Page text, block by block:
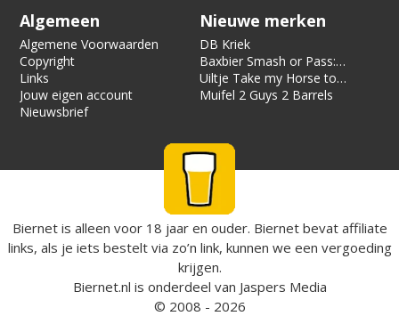
Algemeen
Algemene Voorwaarden
Copyright
Links
Jouw eigen account
Nieuwsbrief
Nieuwe merken
DB Kriek
Baxbier Smash or Pass:
Strata
Uiltje Take my Horse to
the Hotel Room
Muifel 2 Guys 2 Barrels
Biernet is alleen voor 18 jaar en ouder. Biernet bevat affiliate
links, als je iets bestelt via zo’n link, kunnen we een vergoeding
krijgen.
Biernet.nl is onderdeel van Jaspers Media
© 2008 - 2026